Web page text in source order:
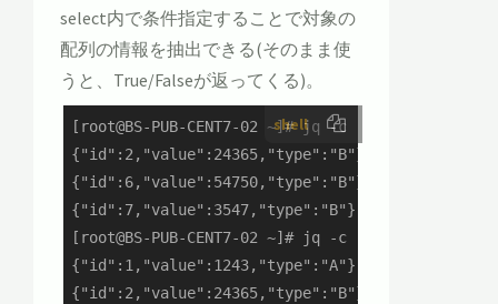
select内で条件指定することで対象の
配列の情報を抽出できる(そのまま使
うと、True/Falseが返ってくる)。
shell
[root@BS-PUB-CENT7-02 ~]# jq -c '.[] |
{"id":2,"value":24365,"type":"B"}
{"id":6,"value":54750,"type":"B"}
{"id":7,"value":3547,"type":"B"}
[root@BS-PUB-CENT7-02 ~]# jq -c '.[] |
{"id":1,"value":1243,"type":"A"}
{"id":2,"value":24365,"type":"B"}